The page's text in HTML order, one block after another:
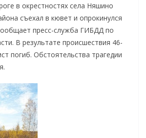
в окрестностях села Няшино
съехал в кювет и опрокинулся
пресс-служба ГИБДД по
В результате происшествия 46-
погиб. Обстоятельства трагедии